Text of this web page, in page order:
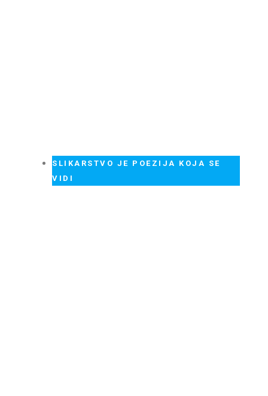
SLIKARSTVO JE POEZIJA KOJA SE
VIDI